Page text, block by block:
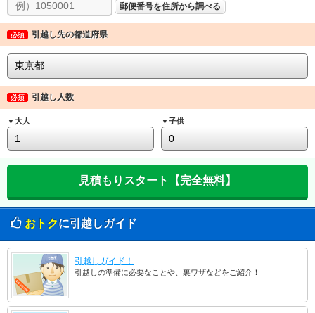
郵便番号を住所から調べる
必須 引越し先の都道府県
必須 引越し人数
▼大人 ▼子供
おトクに引越しガイド
引越しガイド！
引越しの準備に必要なことや、裏ワザなどをご紹介！